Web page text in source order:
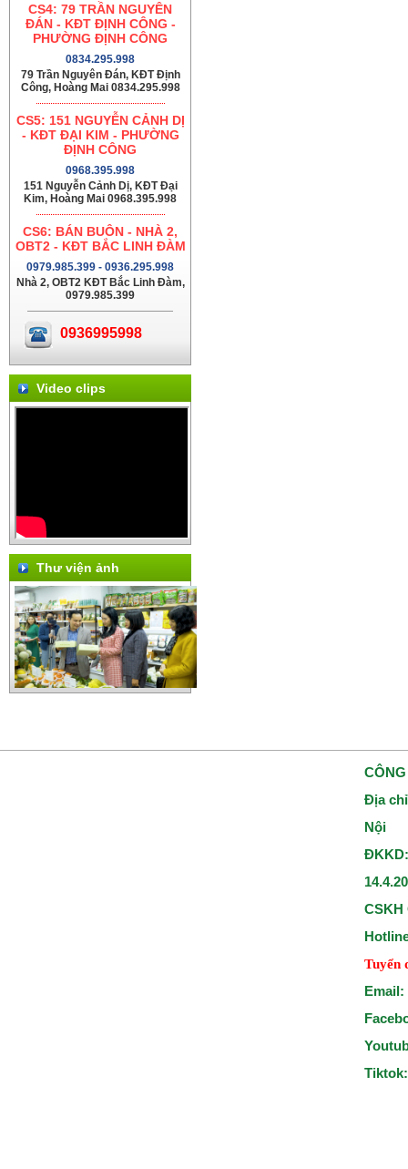
CS4: 79 TRẦN NGUYÊN
ĐÁN - KĐT ĐỊNH CÔNG -
PHƯỜNG ĐỊNH CÔNG
0834.295.998
79 Trần Nguyên Đán, KĐT Định
Công, Hoàng Mai 0834.295.998
CS5: 151 NGUYỄN CẢNH DỊ
- KĐT ĐẠI KIM - PHƯỜNG
ĐỊNH CÔNG
0968.395.998
151 Nguyễn Cảnh Dị, KĐT Đại
Kim, Hoàng Mai 0968.395.998
CS6: BÁN BUÔN - NHÀ 2,
OBT2 - KĐT BẮC LINH ĐÀM
0979.985.399 - 0936.295.998
Nhà 2, OBT2 KĐT Bắc Linh Đàm,
0979.985.399
0936995998
Video clips
Thư viện ảnh
Địa
Nội
CSKH
Tuyển
Email: